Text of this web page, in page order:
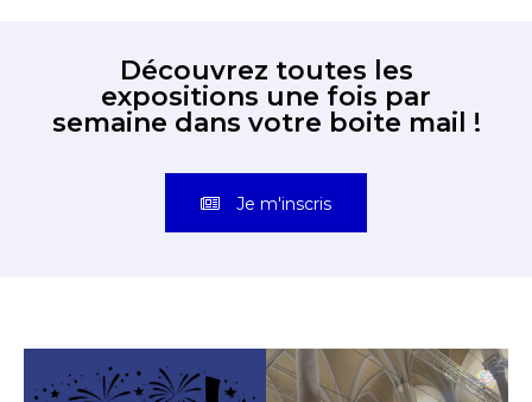
Découvrez toutes les
expositions une fois par
semaine dans votre boite mail !
Je m'inscris